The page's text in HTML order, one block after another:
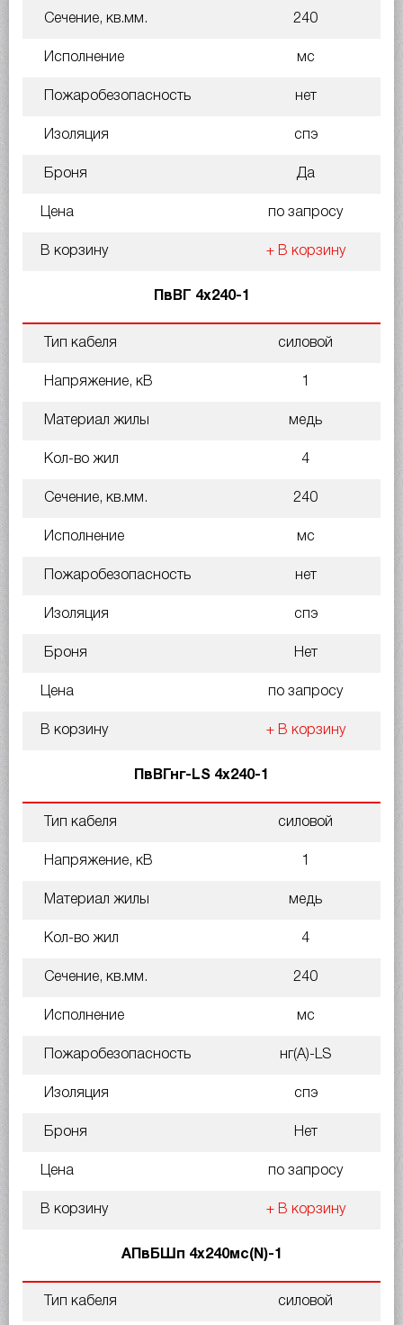
Сечение, кв.мм. 240
Исполнение мс
Пожаробезопасность нет
Изоляция спэ
Броня Да
Цена по запросу
В корзину + В корзину
ПвВГ 4х240-1
Тип кабеля силовой
Напряжение, кВ 1
Материал жилы медь
Кол-во жил 4
Сечение, кв.мм. 240
Исполнение мс
Пожаробезопасность нет
Изоляция спэ
Броня Нет
Цена по запросу
В корзину + В корзину
ПвВГнг-LS 4х240-1
Тип кабеля силовой
Напряжение, кВ 1
Материал жилы медь
Кол-во жил 4
Сечение, кв.мм. 240
Исполнение мс
Пожаробезопасность нг(A)-LS
Изоляция спэ
Броня Нет
Цена по запросу
В корзину + В корзину
АПвБШп 4х240мс(N)-1
Тип кабеля силовой